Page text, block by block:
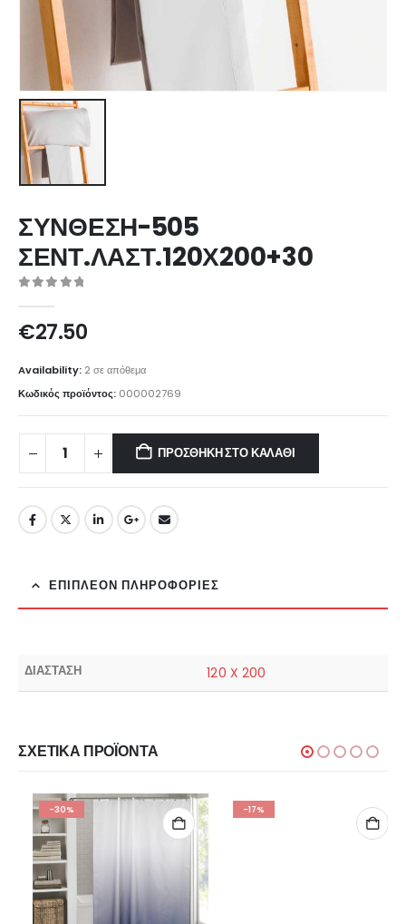
ΣΥΝΘΕΣΗ-505
ΣΕΝΤ.ΛΑΣΤ.120Χ200+30
€27.50
Availability: 2 σε απόθεμα
Κωδικός προϊόντος: 000002769
ΠΡΟΣΘΉΚΗ ΣΤΟ ΚΑΛΆΘΙ
ΕΠΙΠΛΈΟΝ ΠΛΗΡΟΦΟΡΊΕΣ
ΔΙΑΣΤΑΣΗ 120 X 200
ΣΧΕΤΙΚΆ ΠΡΟΪΌΝΤΑ
-30% -17%